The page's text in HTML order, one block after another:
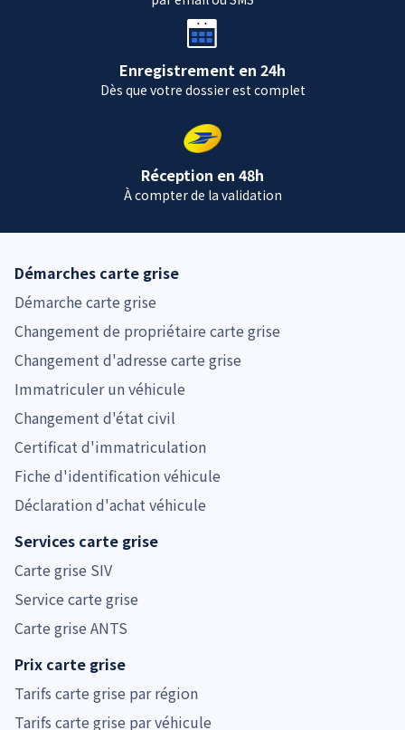
Enregistrement en 24h
Dès que votre dossier est complet
Réception en 48h
À compter de la validation
Démarches carte grise
Démarche carte grise
Changement de propriétaire carte grise
Changement d'adresse carte grise
Immatriculer un véhicule
Changement d'état civil
Certificat d'immatriculation
Fiche d'identification véhicule
Déclaration d'achat véhicule
Services carte grise
Carte grise SIV
Service carte grise
Carte grise ANTS
Prix carte grise
Tarifs carte grise par région
Tarifs carte grise par véhicule